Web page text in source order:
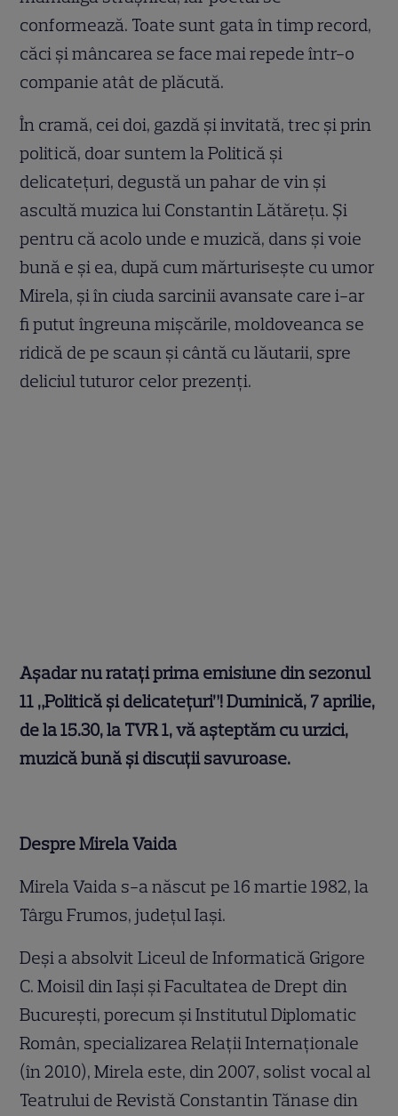
conformează. Toate sunt gata în timp record,
căci şi mâncarea se face mai repede într-o
companie atât de plăcută.
În cramă, cei doi, gazdă şi invitată, trec şi prin
politică, doar suntem la Politică şi
delicateţuri, degustă un pahar de vin şi
ascultă muzica lui Constantin Lătăreţu. Şi
pentru că acolo unde e muzică, dans şi voie
bună e şi ea, după cum mărturiseşte cu umor
Mirela, şi în ciuda sarcinii avansate care i-ar
fi putut îngreuna mişcările, moldoveanca se
ridică de pe scaun şi cântă cu lăutarii, spre
deliciul tuturor celor prezenţi.
Aşadar nu rataţi prima emisiune din sezonul
11 „Politică şi delicateţuri”! Duminică, 7 aprilie,
de la 15.30, la TVR 1, vă aşteptăm cu urzici,
muzică bună şi discuţii savuroase.
Despre Mirela Vaida
Mirela Vaida s-a născut pe 16 martie 1982, la
Târgu Frumos, judeţul Iaşi.
Deşi a absolvit Liceul de Informatică Grigore
C. Moisil din Iaşi şi Facultatea de Drept din
Bucureşti, porecum şi Institutul Diplomatic
Român, specializarea Relaţii Internaţionale
(în 2010), Mirela este, din 2007, solist vocal al
Teatrului de Revistă Constantin Tănase din